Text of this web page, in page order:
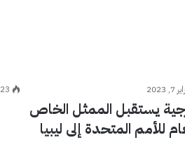
2023
23
يستقبل الممثل الخاص
للأمم المتحدة إلى ليبيا